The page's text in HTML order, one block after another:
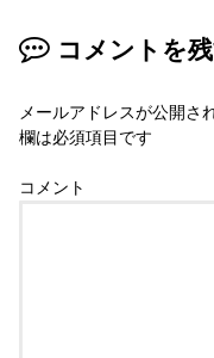
コメントを
メールアドレスが公開さ
欄は必須項目です
コメント